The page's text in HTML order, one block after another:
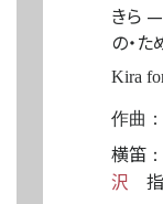
きら —
の・た
Kira
作曲：
横笛 ：
沢